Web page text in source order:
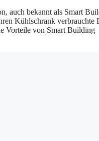
auch bekannt als Smart
Kühlschrank
Vorteile von Smart Building